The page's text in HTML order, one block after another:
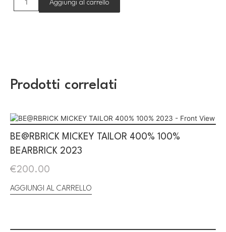
Aggiungi al carrello
Prodotti correlati
BE@RBRICK MICKEY TAILOR 400% 100%
BEARBRICK 2023
€200.00
AGGIUNGI AL CARRELLO